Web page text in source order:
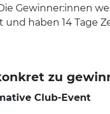
Gewinner:innen
und haben 14 Tage
zu
Club-Event